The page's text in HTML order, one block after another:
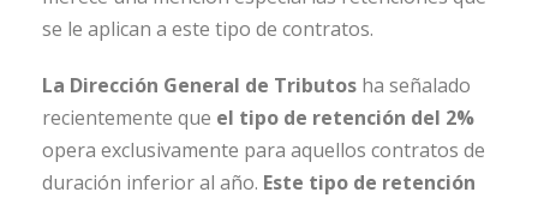
se le aplican a este tipo de contratos.
La Dirección General de Tributos ha señalado
recientemente que el tipo de retención del 2%
opera exclusivamente para aquellos contratos de
duración inferior al año. Este tipo de retención